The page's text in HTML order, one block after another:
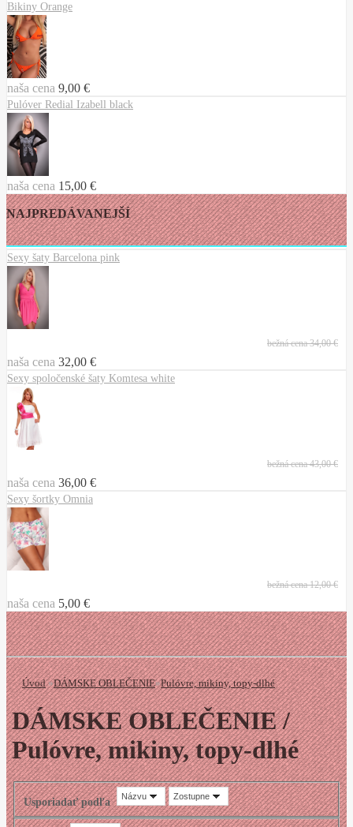
Bikiny Orange
naša cena 9,00 €
Pulóver Redial Izabell black
naša cena 15,00 €
NAJPREDÁVANEJŠÍ
Sexy šaty Barcelona pink
bežná cena34,00 €
naša cena 32,00 €
Sexy spoločenské šaty Komtesa white
bežná cena43,00 €
naša cena 36,00 €
Sexy šortky Omnia
bežná cena12,00 €
naša cena 5,00 €
Úvod »DÁMSKE OBLEČENIE»Pulóvre, mikiny, topy-dlhé
DÁMSKE OBLEČENIE /
Pulóvre, mikiny, topy-dlhé
Usporiadať podľa Názvu Zostupne